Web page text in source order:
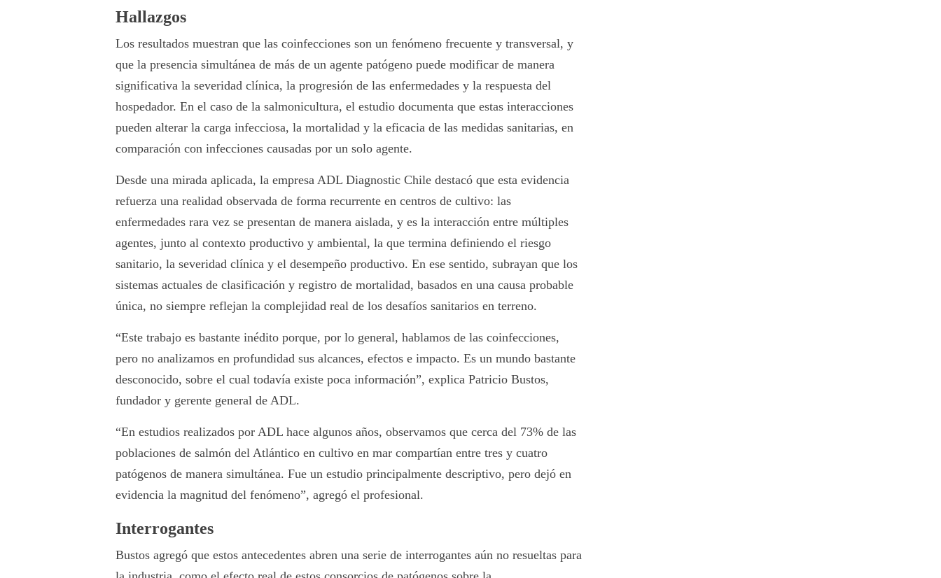
Hallazgos
Los resultados muestran que las coinfecciones son un fenómeno frecuente y transversal, y
que la presencia simultánea de más de un agente patógeno puede modificar de manera
significativa la severidad clínica, la progresión de las enfermedades y la respuesta del
hospedador. En el caso de la salmonicultura, el estudio documenta que estas interacciones
pueden alterar la carga infecciosa, la mortalidad y la eficacia de las medidas sanitarias, en
comparación con infecciones causadas por un solo agente.
Desde una mirada aplicada, la empresa ADL Diagnostic Chile destacó que esta evidencia
refuerza una realidad observada de forma recurrente en centros de cultivo: las
enfermedades rara vez se presentan de manera aislada, y es la interacción entre múltiples
agentes, junto al contexto productivo y ambiental, la que termina definiendo el riesgo
sanitario, la severidad clínica y el desempeño productivo. En ese sentido, subrayan que los
sistemas actuales de clasificación y registro de mortalidad, basados en una causa probable
única, no siempre reflejan la complejidad real de los desafíos sanitarios en terreno.
“Este trabajo es bastante inédito porque, por lo general, hablamos de las coinfecciones,
pero no analizamos en profundidad sus alcances, efectos e impacto. Es un mundo bastante
desconocido, sobre el cual todavía existe poca información”, explica Patricio Bustos,
fundador y gerente general de ADL.
“En estudios realizados por ADL hace algunos años, observamos que cerca del 73% de las
poblaciones de salmón del Atlántico en cultivo en mar compartían entre tres y cuatro
patógenos de manera simultánea. Fue un estudio principalmente descriptivo, pero dejó en
evidencia la magnitud del fenómeno”, agregó el profesional.
Interrogantes
Bustos agregó que estos antecedentes abren una serie de interrogantes aún no resueltas para